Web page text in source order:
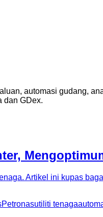
automasi gudang,
dan GDex.
Artikel ini kupas
Petronasutiliti tenaga